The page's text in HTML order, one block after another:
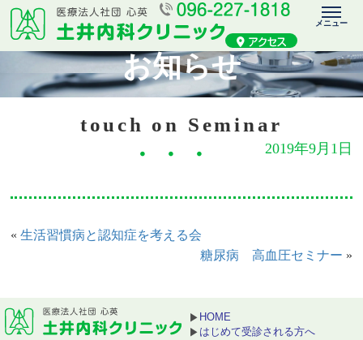
お知らせ
touch on Seminar
2019年9月1日
«生活習慣病と認知症を考える会
糖尿病 高血圧セミナー »
HOME
はじめて受診される方へ